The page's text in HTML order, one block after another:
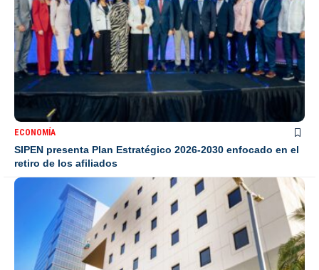
ECONOMÍA
SIPEN presenta Plan Estratégico 2026-2030 enfocado en el
retiro de los afiliados